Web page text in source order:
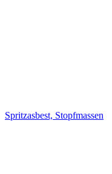
Spritzasbest, Stopfmassen